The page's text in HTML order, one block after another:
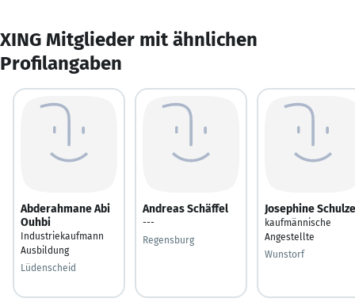
XING Mitglieder mit ähnlichen
Profilangaben
Abderahmane Abi
Ouhbi
Industriekaufmann
Ausbildung
Lüdenscheid
Andreas Schäffel
---
Regensburg
Josephine Schulze
kaufmännische
Angestellte
Wunstorf